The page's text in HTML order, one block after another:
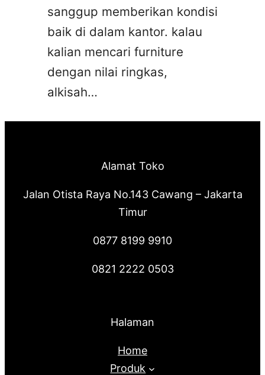
sanggup memberikan kondisi
baik di dalam kantor. kalau
kalian mencari furniture
dengan nilai ringkas,
alkisah…
Alamat Toko
Jalan Otista Raya No.143 Cawang – Jakarta
Timur
0877 8199 9910
0821 2222 0503
Halaman
Home
Produk